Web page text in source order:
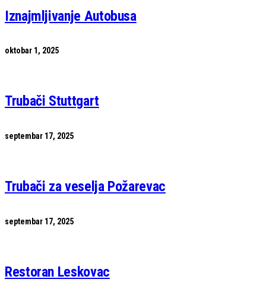
Iznajmljivanje Autobusa
oktobar 1, 2025
Trubači Stuttgart
septembar 17, 2025
Trubači za veselja Požarevac
septembar 17, 2025
Restoran Leskovac